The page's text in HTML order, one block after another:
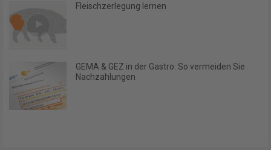
Fleischzerlegung lernen
GEMA & GEZ in der Gastro: So vermeiden Sie
Nachzahlungen